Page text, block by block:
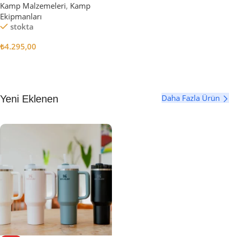
Kamp Malzemeleri, Kamp
Ekipmanları
stokta
₺4.295,00
Yeni Eklenen Daha Fazla Ürün